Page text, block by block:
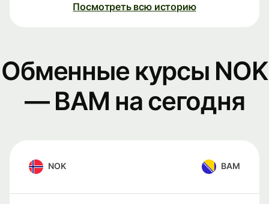
Посмотреть всю историю
Обменные курсы NOK
— BAM на сегодня
NOK BAM